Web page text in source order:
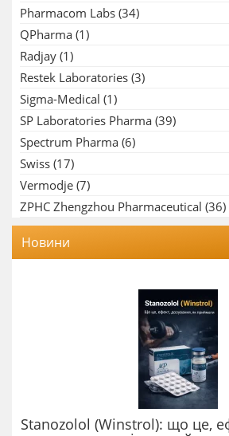
Pharmacom Labs (34)
QPharma (1)
Radjay (1)
Restek Laboratories (3)
Sigma-Medical (1)
SP Laboratories Pharma (39)
Spectrum Pharma (6)
Swiss (17)
Vermodje (7)
ZPHC Zhengzhou Pharmaceutical (36)
Новини
Stanozolol (Winstrol): що це,